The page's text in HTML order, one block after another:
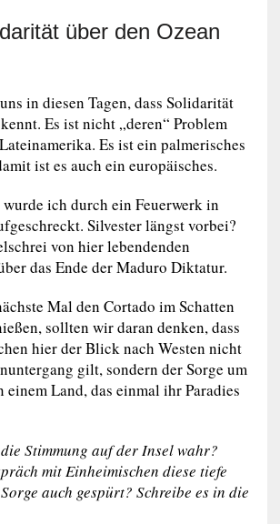
über den Ozean
in diesen Tagen, dass Solidarität
Es ist nicht „deren“ Problem
Es ist ein palmerisches
ist es auch ein europäisches.
ich durch ein Feuerwerk in
Silvester längst vorbei?
von hier lebendenden
das Ende der Maduro Diktatur.
Mal den Cortado im Schatten
sollten wir daran denken, dass
hier der Blick nach Westen nicht
gilt, sondern der Sorge um
Land, das einmal ihr Paradies
Stimmung auf der Insel wahr?
mit Einheimischen diese tiefe
auch gespürt? Schreibe es in die